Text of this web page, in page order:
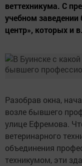
веттехникума. С
учебном
центр», которых и
Разобрав окна,
возле бывшего
улице Ефремова.
ветеринарного
объединения
техникумом, эти